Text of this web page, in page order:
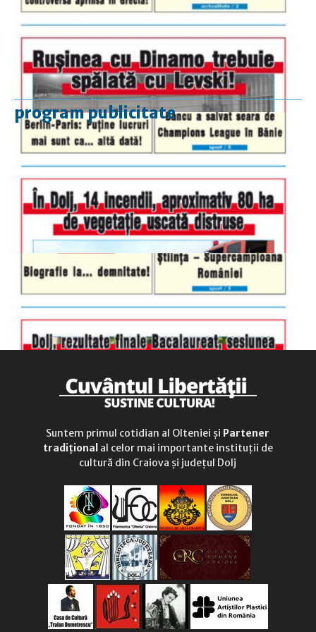
program publicitate
luni-vineri
9.00 - 17.00
duminică
9.00 - 12.00
Suntem primul cotidian al Olteniei și Partener
tradițional al celor mai importante instituții de
cultură din Craiova și județul Dolj